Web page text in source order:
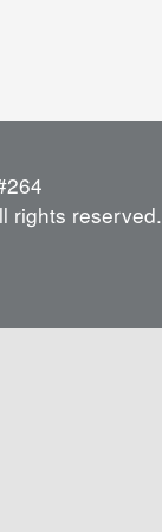
rights reserved.